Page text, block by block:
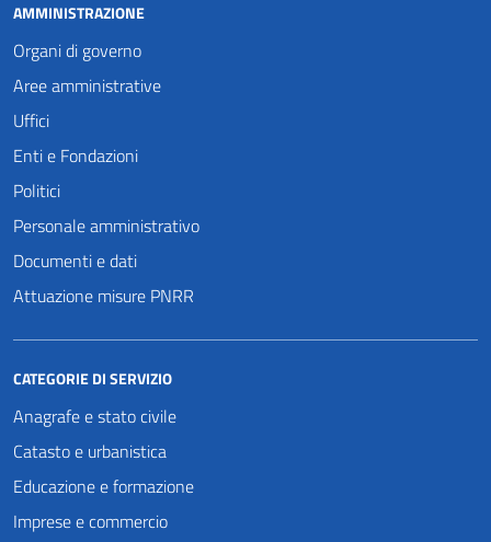
AMMINISTRAZIONE
Organi di governo
Aree amministrative
Uffici
Enti e Fondazioni
Politici
Personale amministrativo
Documenti e dati
Attuazione misure PNRR
CATEGORIE DI SERVIZIO
Anagrafe e stato civile
Catasto e urbanistica
Educazione e formazione
Imprese e commercio